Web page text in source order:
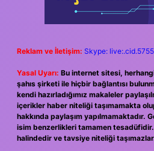
Reklam ve İletişim: Skype:
Yasal Uyarı: Bu internet sitesi,
şahıs şirketi ile hiçbir bağlantısı
kendi hazırladığımız makaleler
içerikler haber niteliği taşımamakta
hakkında paylaşım yapılmamaktadır.
isim benzerlikleri tamamen
halindedir ve tavsiye niteliği